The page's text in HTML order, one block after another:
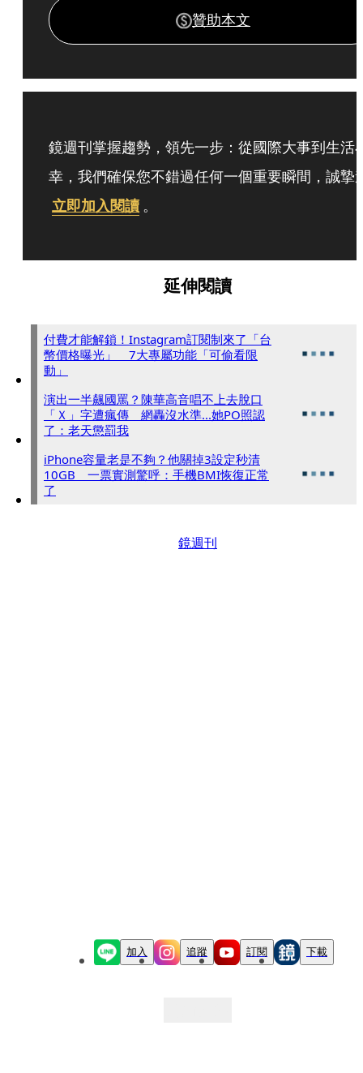
贊助本文
鏡週刊掌握趨勢，領先一步：從國際大事到生活
幸，我們確保您不錯過任何一個重要瞬間，誠摯
立即加入閱讀 。
延伸閱讀
付費才能解鎖！Instagram訂閱制來了「台
幣價格曝光」 7大專屬功能「可偷看限
動」
演出一半飆國罵？陳華高音唱不上去脫口
「Ｘ」字遭瘋傳 網轟沒水準...她PO照認
了：老天懲罰我
iPhone容量老是不夠？他關掉3設定秒清
10GB 一票實測驚呼：手機BMI恢復正常
了
鏡週刊
加入 追蹤 訂閱 下載